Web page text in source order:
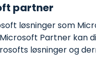
partner
løsninger som
Partner kan
løsninger og